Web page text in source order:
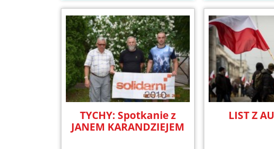
TYCHY: Spotkanie z
JANEM KARANDZIEJEM
LIST Z